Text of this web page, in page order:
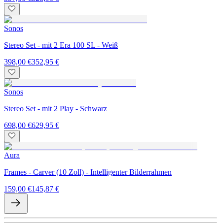
Sonos
Stereo Set - mit 2 Era 100 SL - Weiß
398,00 €352,95 €
Sonos
Stereo Set - mit 2 Play - Schwarz
698,00 €629,95 €
Aura
Frames - Carver (10 Zoll) - Intelligenter Bilderrahmen
159,00 €145,87 €